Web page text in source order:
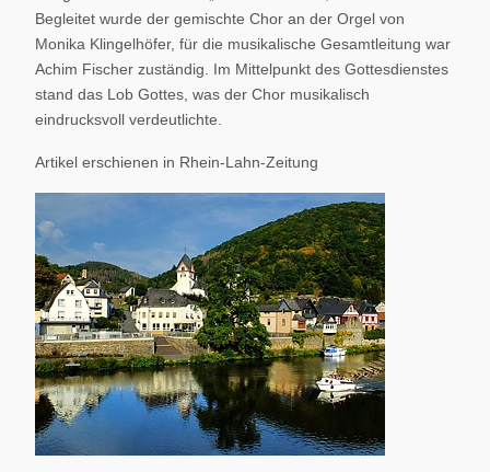
Begleitet wurde der gemischte Chor an der Orgel von
Monika Klingelhöfer, für die musikalische Gesamtleitung war
Achim Fischer zuständig. Im Mittelpunkt des Gottesdienstes
stand das Lob Gottes, was der Chor musikalisch
eindrucksvoll verdeutlichte.
Artikel erschienen in Rhein-Lahn-Zeitung